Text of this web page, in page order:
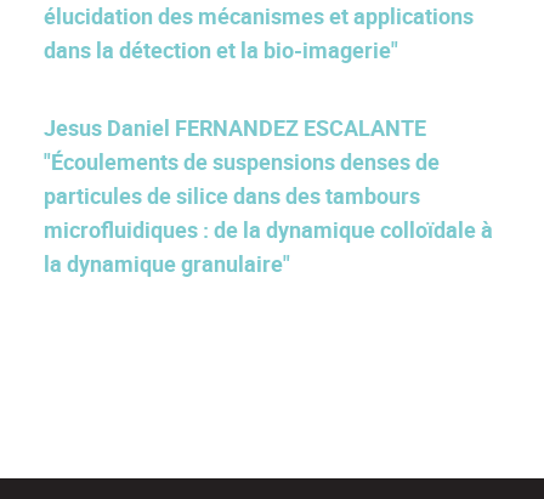
élucidation des mécanismes et applications
dans la détection et la bio-imagerie"
Jesus Daniel FERNANDEZ ESCALANTE
"Écoulements de suspensions denses de
particules de silice dans des tambours
microfluidiques : de la dynamique colloïdale à
la dynamique granulaire"